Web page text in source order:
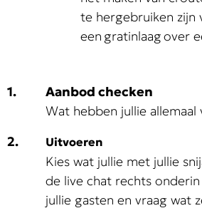
te hergebruiken zijn
een gratinlaagover
1.
Aanbod checken
Wat hebben jullie
2.
Uitvoeren
Kies wat jullie met jullie
de live chat rechts
jullie gasten en vraag wat